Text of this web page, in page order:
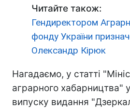
Читайте також:
Гендиректором
фонду України
Олександр Кірюк
Нагадаємо, у статті
аграрного хабарництва"
випуску видання